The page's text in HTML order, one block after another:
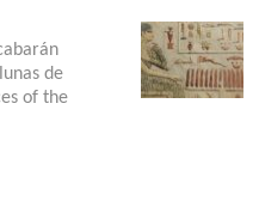
de
of the